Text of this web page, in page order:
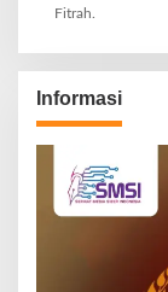
Fitrah.
Informasi